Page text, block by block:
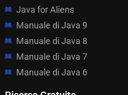
Java for Aliens
Manuale di Java 9
Manuale di Java 8
Manuale di Java 7
Manuale di Java 6